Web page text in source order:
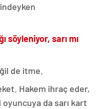
söyleniyor, sarı mı
de itme.
Hakem ihraç eder,
da sarı kart